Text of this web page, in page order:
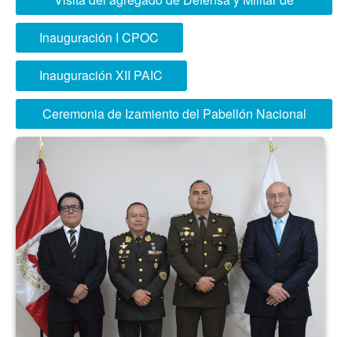
Brasil
Inauguración I CPOC
Inauguración XII PAIC
Ceremonia de Izamiento del Pabellón Nacional